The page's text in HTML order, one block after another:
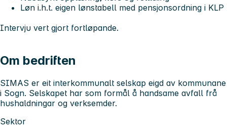
Løn i.h.t. eigen lønstabell med pensjonsordning i KLP
Intervju vert gjort fortløpande.
Om bedriften
SIMAS er eit interkommunalt selskap eigd av kommunane
i Sogn. Selskapet har som formål å handsame avfall frå
hushaldningar og verksemder.
Sektor